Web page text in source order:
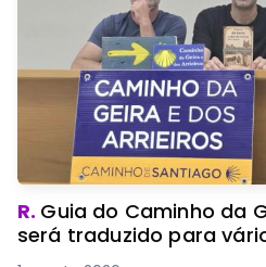
R. Guia do Caminho da
será traduzido para